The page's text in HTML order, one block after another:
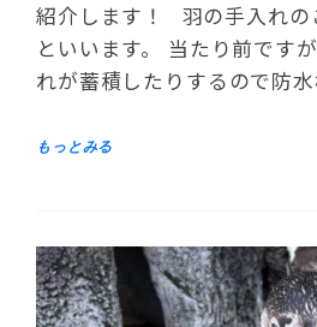
紹介します！ 羽の手入れの
といいます。 当たり前です
れが蓄積したりするので防